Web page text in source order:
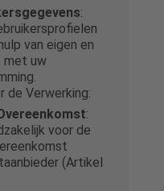
:
van eigen en
met uw
de Verwerking:
:
voor de
(Artikel